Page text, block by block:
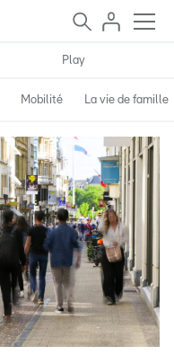
Play
Mobilité La vie de famille